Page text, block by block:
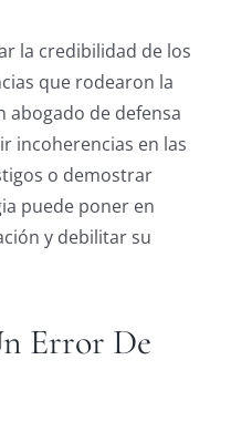
la credibilidad de los
que rodearon la
abogado de defensa
incoherencias en las
o demostrar
puede poner en
y debilitar su
Error De